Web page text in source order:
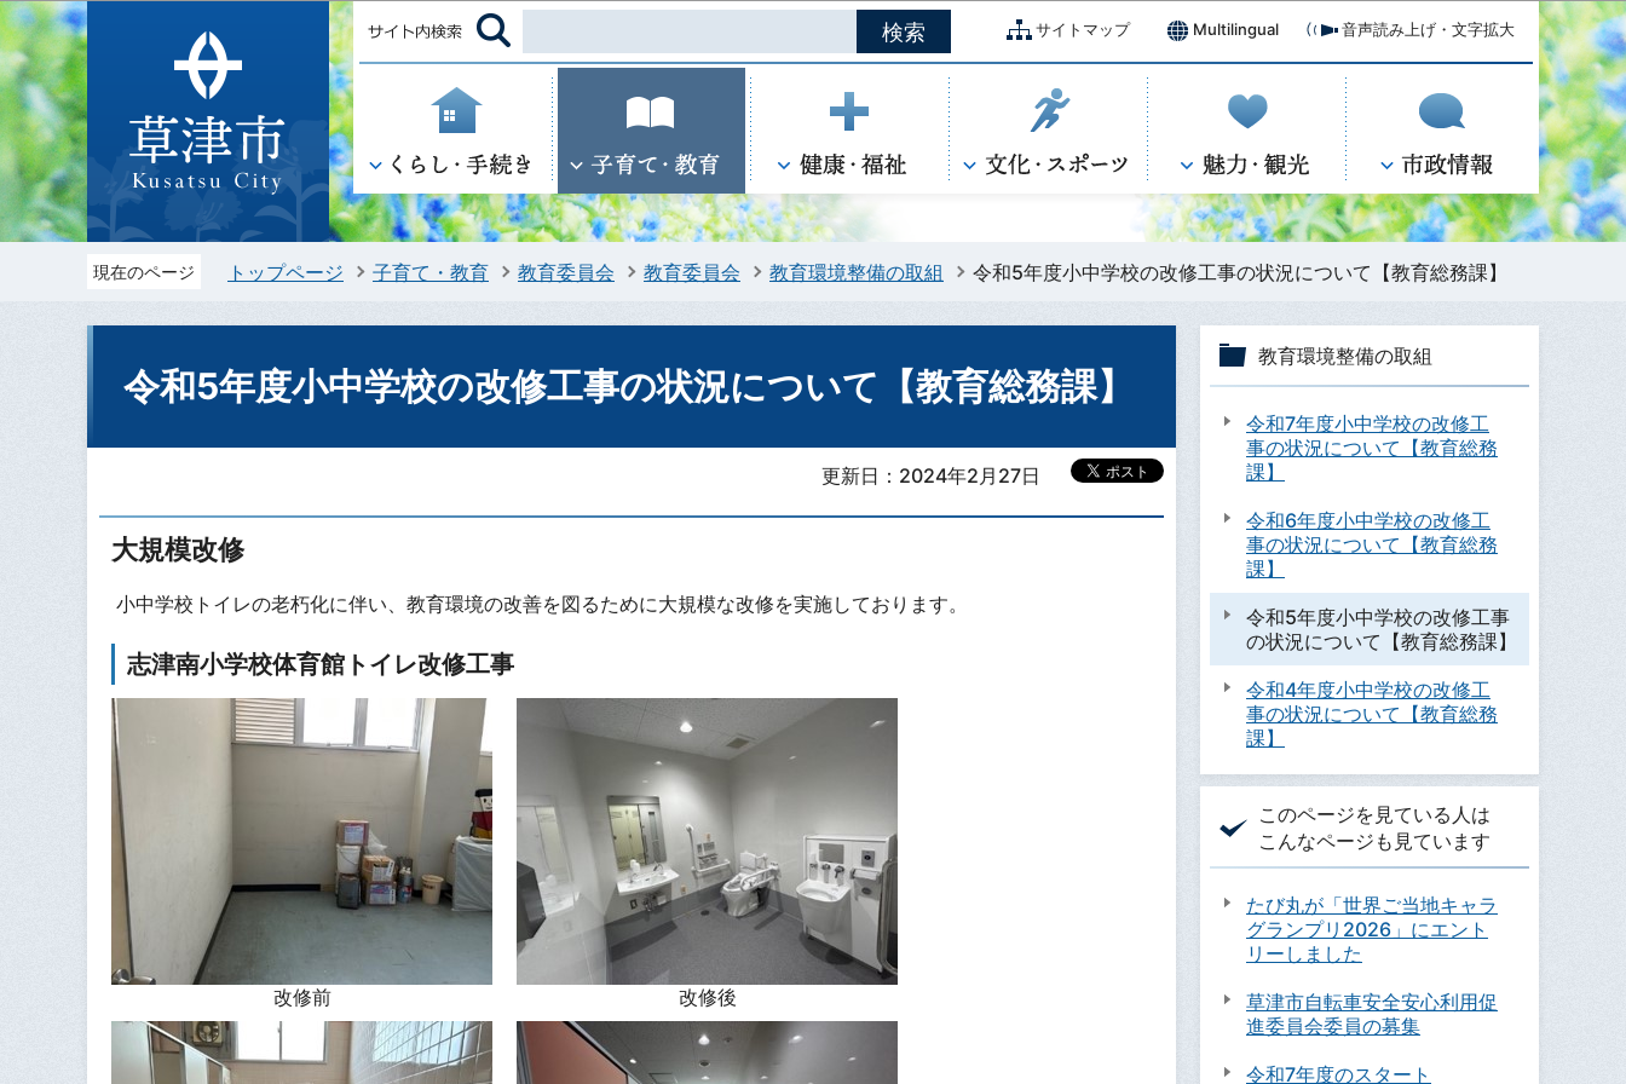
このページの本文へ移動
サイトマップ Multilingual 音声読み上げ・文字拡大
現在のページ トップページ 子育て・教育 教育委員会 教育委員会 教育環境整備の取組 令和5年度小中学校の改修工事の状況について【教育総務課】
令和5年度小中学校の改修工事の状況について【教育総務課】
更新日：2024年2月27日
大規模改修
小中学校トイレの老朽化に伴い、教育環境の改善を図るために大規模な改修を実施しております。
志津南小学校体育館トイレ改修工事
改修前 改修後
教育環境整備の取組
令和7年度小中学校の改修工
事の状況について【教育総務
課】
令和6年度小中学校の改修工
事の状況について【教育総務
課】
令和5年度小中学校の改修工事
の状況について【教育総務課】
令和4年度小中学校の改修工
事の状況について【教育総務
課】
このページを見ている人は
こんなページも見ています
たび丸が「世界ご当地キャラ
グランプリ2026」にエント
リーしました
草津市自転車安全安心利用促
進委員会委員の募集
令和7年度のスタート